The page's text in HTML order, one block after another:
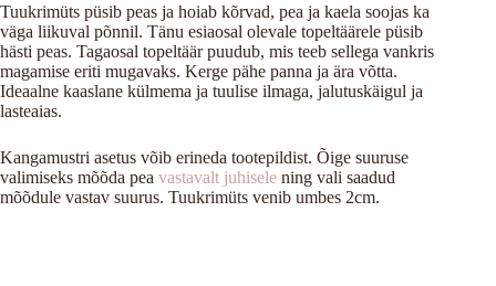
Tuukrimüts püsib peas ja hoiab kõrvad, pea ja kaela soojas ka
väga liikuval põnnil. Tänu esiaosal olevale topeltäärele püsib
hästi peas. Tagaosal topeltäär puudub, mis teeb sellega vankris
magamise eriti mugavaks. Kerge pähe panna ja ära võtta.
Ideaalne kaaslane külmema ja tuulise ilmaga, jalutuskäigul ja
lasteaias.
Kangamustri asetus võib erineda tootepildist. Õige suuruse
valimiseks mõõda pea vastavalt juhisele ning vali saadud
mõõdule vastav suurus. Tuukrimüts venib umbes 2cm.